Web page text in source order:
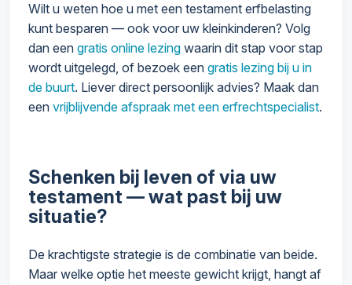
Wilt u weten hoe u met een testament erfbelasting
kunt besparen — ook voor uw kleinkinderen? Volg
dan een gratis online lezing waarin dit stap voor stap
wordt uitgelegd, of bezoek een gratis lezing bij u in
de buurt. Liever direct persoonlijk advies? Maak dan
een vrijblijvende afspraak met een erfrechtspecialist.
Schenken bij leven of via uw
testament — wat past bij uw
situatie?
De krachtigste strategie is de combinatie van beide.
Maar welke optie het meeste gewicht krijgt, hangt af